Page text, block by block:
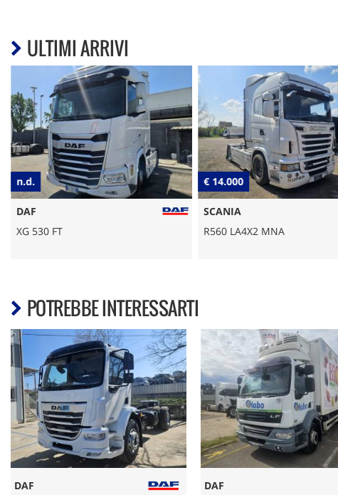
ULTIMI ARRIVI
n.d.
DAF
XG 530 FT
€ 14.000
SCANIA
R560 LA4X2 MNA
POTREBBE INTERESSARTI
DAF DAF